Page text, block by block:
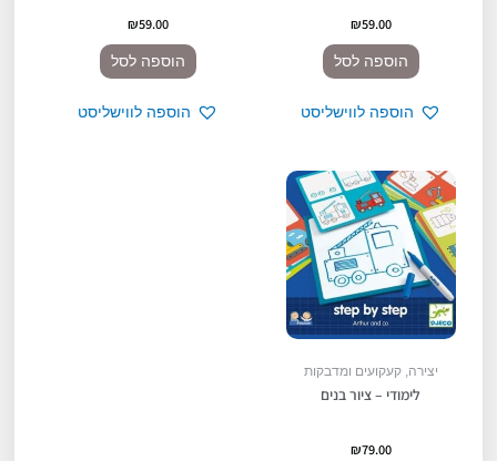
₪59.00
הוספה לסל
הוספה לווישליסט
₪59.00
הוספה לסל
הוספה לווישליסט
יצירה, קעקועים ומדבקות
לימודי – ציור בנים
₪79.00